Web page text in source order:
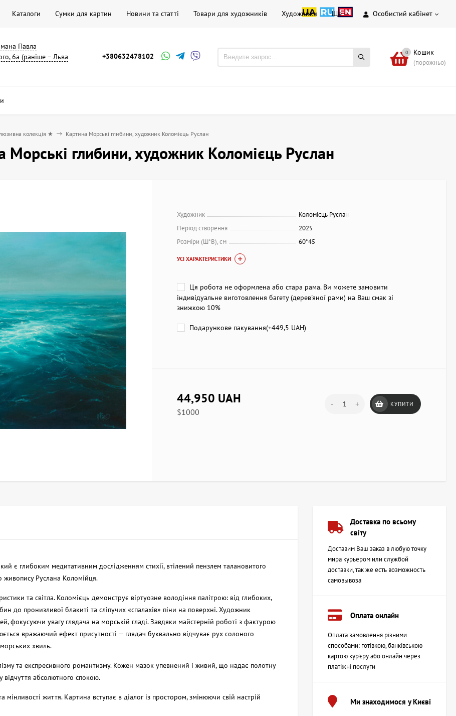
Особистий кабінет
Каталоги Сумки для картин Новини та статті Товари для художників Художники Ще
Павла
6а (раніше – Льва
+380632478102 0 Кошик
(порожньо)
колекція ★ Картина Морські глибини, художник Коломієць Руслан
Морські глибини, художник Коломієць Руслан
Художник
Коломієць Руслан
Період створення
2025
Розміри (Ш*В), см
60*45
УСІ ХАРАКТЕРИСТИКИ
Ця робота не оформлена або стара рама. Ви можете замовити
індивідуальне виготовлення багету (дерев'яної рами) на Ваш смак зі
знижкою 10%
Подарункове пакування(+449,5 UAH)
44,950 UAH
$1000
- + КУПИТИ
є глибоким медитативним дослідженням стихії, втілений пензлем талановитого
живопису Руслана Коломійця.
та світла. Коломієць демонструє віртуозне володіння палітрою: від глибоких,
до пронизливої блакиті та сліпучих «спалахів» піни на поверхні. Художник
фокусуючи увагу глядача на морській гладі. Завдяки майстерній роботі з фактурою
вражаючий ефект присутності — глядач буквально відчуває рух солоного
хвиль.
та експресивного романтизму. Кожен мазок упевнений і живий, що надає полотну
відчуття абсолютного спокою.
мінливості життя. Картина вступає в діалог із простором, змінюючи свій настрій
Доставка по всьому
світу
Доставим Ваш заказ в любую точку
мира курьером или службой
доставки, так же есть возможность
самовывоза
Оплата онлайн
Оплата замовлення різними
способами: готівкою, банківською
картою кур'єру або онлайн через
платіжні послуги
Ми знаходимося у Києві